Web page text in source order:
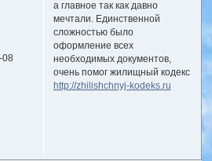
08
а главное так как давно
мечтали. Единственной
сложностью было
оформление всех
необходимых документов,
очень помог жилищный кодекс
http://zhilishchnyj-kodeks.ru